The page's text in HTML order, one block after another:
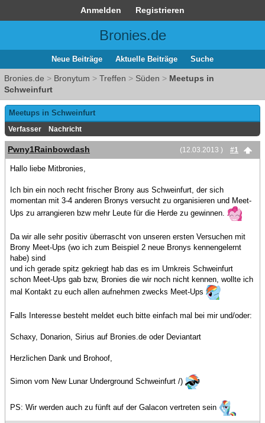
Anmelden Registrieren
Bronies.de
Neue Beiträge Aktuelle Beiträge Suche
Bronies.de > Bronytum > Treffen > Süden > Meetups in
Schweinfurt
Meetups in Schweinfurt
Verfasser Nachricht
(12.03.2013 ) #1
Pwny1Rainbowdash
Hallo liebe Mitbronies,
Ich bin ein noch recht frischer Brony aus Schweinfurt, der sich
momentan mit 3-4 anderen Bronys versucht zu organisieren und Meet-
Ups zu arrangieren bzw mehr Leute für die Herde zu gewinnen.
Da wir alle sehr positiv überrascht von unseren ersten Versuchen mit
Brony Meet-Ups (wo ich zum Beispiel 2 neue Bronys kennengelernt
habe) sind
und ich gerade spitz gekriegt hab das es im Umkreis Schweinfurt
schon Meet-Ups gab bzw, Bronies die wir noch nicht kennen, wollte ich
mal Kontakt zu euch allen aufnehmen zwecks Meet-Ups
Falls Interesse besteht meldet euch bitte einfach mal bei mir und/oder:
Schaxy, Donarion, Sirius auf Bronies.de oder Deviantart
Herzlichen Dank und Brohoof,
Simon vom New Lunar Underground Schweinfurt /)
PS: Wir werden auch zu fünft auf der Galacon vertreten sein